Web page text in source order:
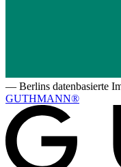
— Berlins datenbasierte
GUTHMANN®